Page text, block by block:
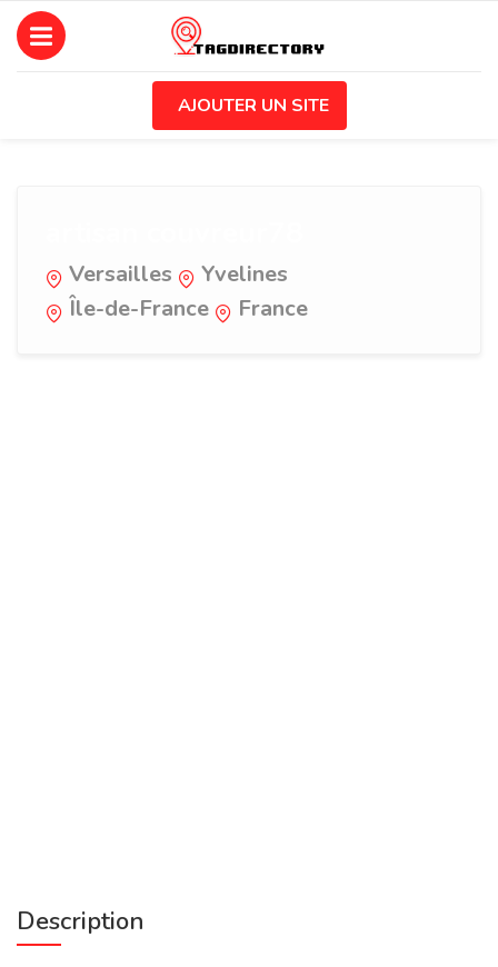
AJOUTER UN SITE
Versailles
Yvelines
Île-de-France
France
Description